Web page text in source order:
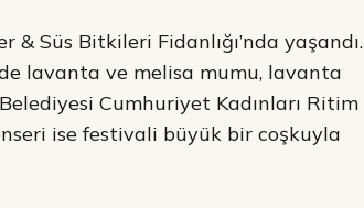
Süs Bitkileri Fidanlığı’nda yaşandı.
lavanta ve melisa mumu, lavanta
Cumhuriyet Kadınları Ritim
ise festivali büyük bir coşkuyla